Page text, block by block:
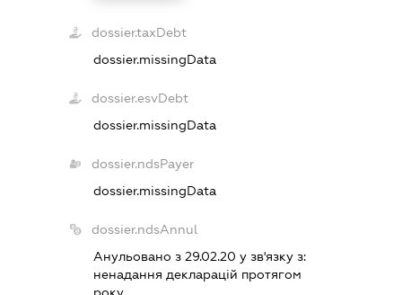
dossier.taxDebt
dossier.missingData
dossier.esvDebt
dossier.missingData
dossier.ndsPayer
dossier.missingData
dossier.ndsAnnul
Анульовано з 29.02.20 у зв'язку з:
ненадання декларацiй протягом